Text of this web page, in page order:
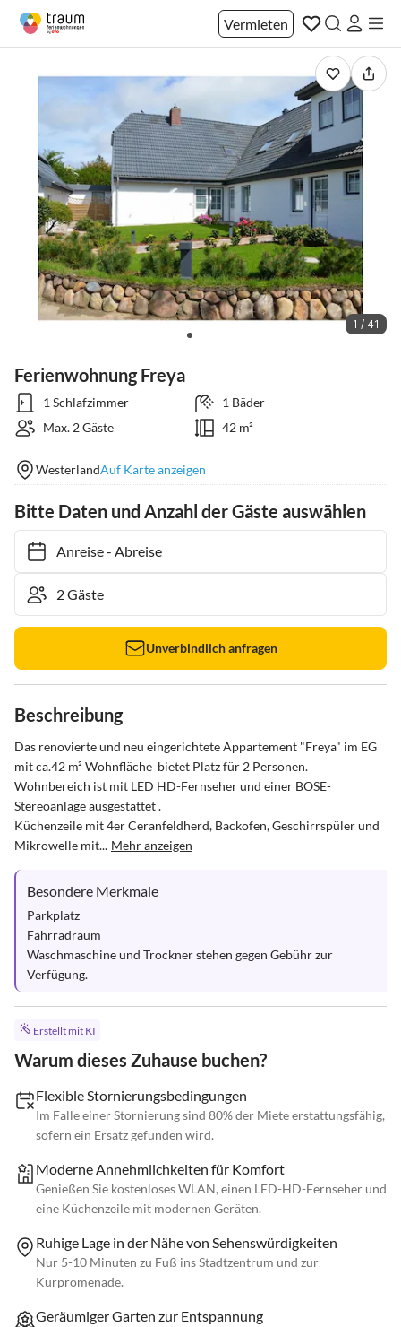
Vermieten
1 / 41
Ferienwohnung Freya
1 Schlafzimmer
1 Bäder
Max. 2 Gäste
42 m²
WesterlandAuf Karte anzeigen
Bitte Daten und Anzahl der Gäste auswählen
Anreise- Abreise
Unverbindlich anfragen
Beschreibung
Das renovierte und neu eingerichtete Appartement "Freya" im EG
mit ca.42 m² Wohnfläche  bietet Platz für 2 Personen.
Wohnbereich ist mit LED HD-Fernseher und einer BOSE-
Stereoanlage ausgestattet .
Küchenzeile mit 4er Ceranfeldherd, Backofen, Geschirrspüler und
Mikrowelle mit... Mehr anzeigen
Besondere Merkmale
Parkplatz
Fahrradraum
Waschmaschine und Trockner stehen gegen Gebühr zur
Verfügung.
Erstellt mit KI
Warum dieses Zuhause buchen?
Flexible Stornierungsbedingungen
Im Falle einer Stornierung sind 80% der Miete erstattungsfähig,
sofern ein Ersatz gefunden wird.
Moderne Annehmlichkeiten für Komfort
Genießen Sie kostenloses WLAN, einen LED-HD-Fernseher und
eine Küchenzeile mit modernen Geräten.
Ruhige Lage in der Nähe von Sehenswürdigkeiten
Nur 5-10 Minuten zu Fuß ins Stadtzentrum und zur
Kurpromenade.
Geräumiger Garten zur Entspannung